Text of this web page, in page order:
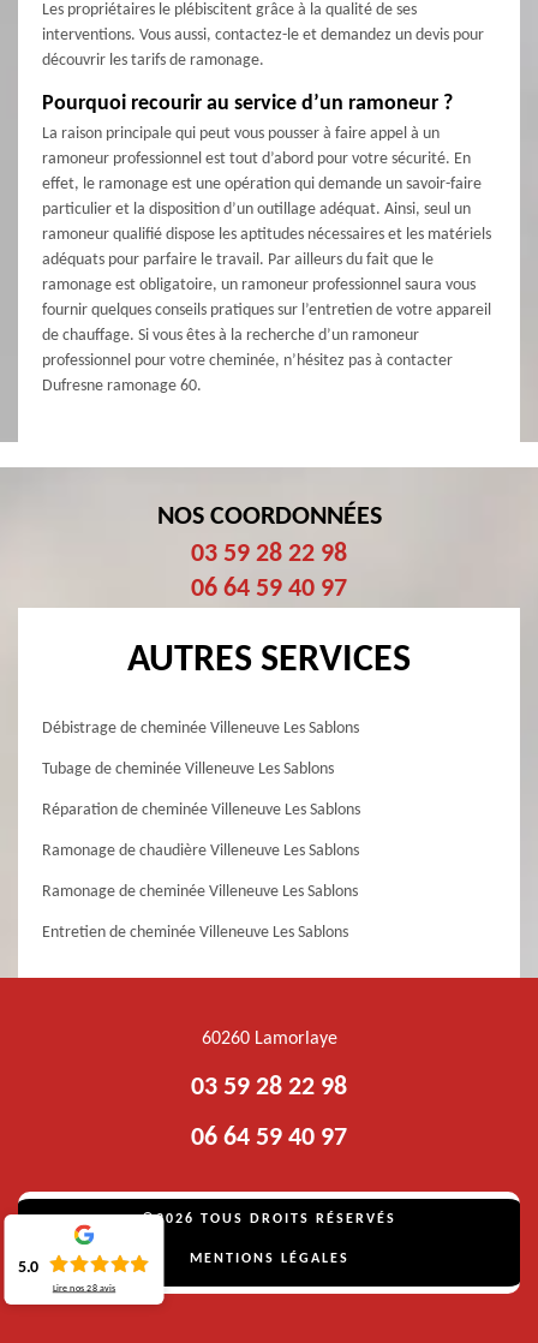
Les propriétaires le plébiscitent grâce à la qualité de ses
interventions. Vous aussi, contactez-le et demandez un devis pour
découvrir les tarifs de ramonage.
Pourquoi recourir au service d’un ramoneur ?
La raison principale qui peut vous pousser à faire appel à un
ramoneur professionnel est tout d’abord pour votre sécurité. En
effet, le ramonage est une opération qui demande un savoir-faire
particulier et la disposition d’un outillage adéquat. Ainsi, seul un
ramoneur qualifié dispose les aptitudes nécessaires et les matériels
adéquats pour parfaire le travail. Par ailleurs du fait que le
ramonage est obligatoire, un ramoneur professionnel saura vous
fournir quelques conseils pratiques sur l’entretien de votre appareil
de chauffage. Si vous êtes à la recherche d’un ramoneur
professionnel pour votre cheminée, n’hésitez pas à contacter
Dufresne ramonage 60.
NOS COORDONNÉES
03 59 28 22 98
06 64 59 40 97
AUTRES SERVICES
Débistrage de cheminée Villeneuve Les Sablons
Tubage de cheminée Villeneuve Les Sablons
Réparation de cheminée Villeneuve Les Sablons
Ramonage de chaudière Villeneuve Les Sablons
Ramonage de cheminée Villeneuve Les Sablons
Entretien de cheminée Villeneuve Les Sablons
60260 Lamorlaye
03 59 28 22 98
06 64 59 40 97
©2026 TOUS DROITS RÉSERVÉS
MENTIONS LÉGALES
5.0
Lire nos28 avis